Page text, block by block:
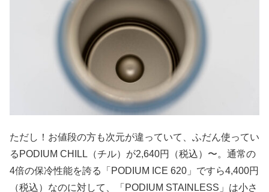
ただし！お値段の方も次元が違っていて、ふだん使ってい
るPODIUM CHILL（チル）が2,640円（税込）〜。通常の
4倍の保冷性能を誇る「PODIUM ICE 620」ですら4,400円
（税込）なのに対して、「PODIUM STAINLESS」は小さ